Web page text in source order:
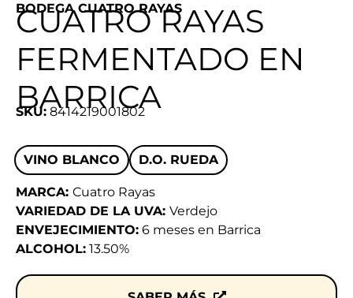
BODEGA CUATRO RAYAS
CUATRO RAYAS
FERMENTADO EN
BARRICA
SKU: 8414219001802
VINO BLANCO D.O. RUEDA
MARCA: Cuatro Rayas
VARIEDAD DE LA UVA: Verdejo
ENVEJECIMIENTO: 6 meses en Barrica
ALCOHOL: 13.50%